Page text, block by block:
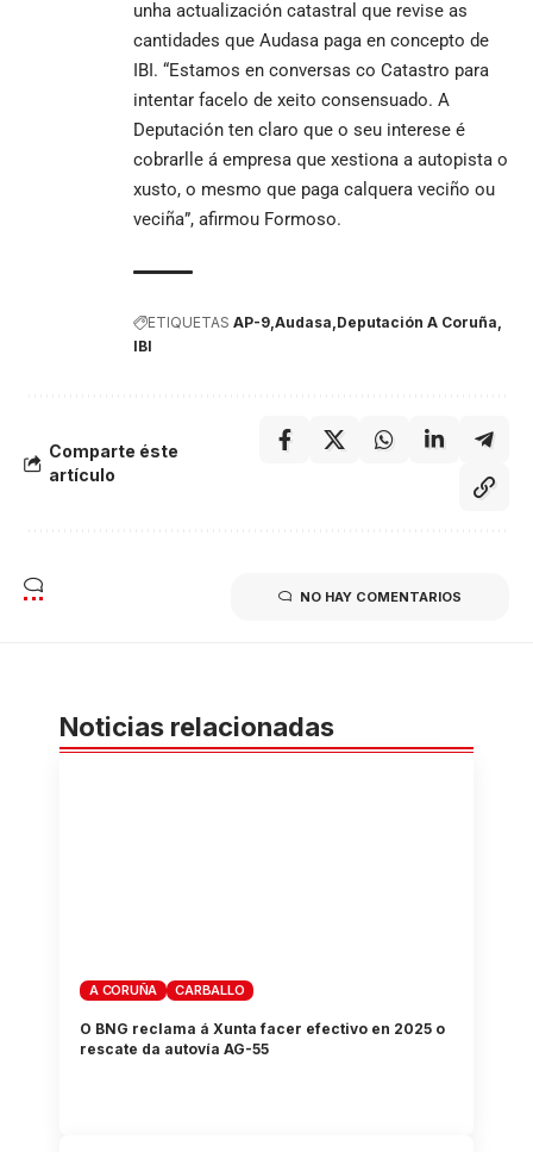
unha actualización catastral que revise as
cantidades que Audasa paga en concepto de
IBI. “Estamos en conversas co Catastro para
intentar facelo de xeito consensuado. A
Deputación ten claro que o seu interese é
cobrarlle á empresa que xestiona a autopista o
xusto, o mesmo que paga calquera veciño ou
veciña”, afirmou Formoso.
ETIQUETAS AP-9 Audasa Deputación A Coruña
IBI
Comparte éste
artículo
NO HAY COMENTARIOS
Noticias relacionadas
A CORUÑA CARBALLO
O BNG reclama á Xunta facer efectivo en 2025 o
rescate da autovía AG-55